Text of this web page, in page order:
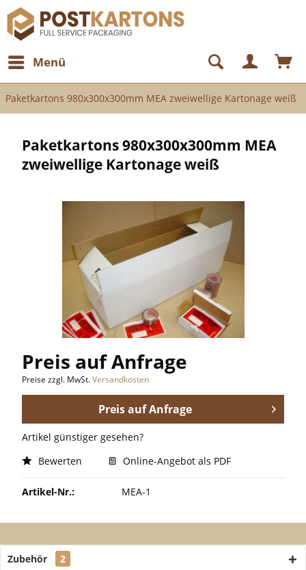
Menü
Paketkartons 980x300x300mm MEA zweiwellige Kartonage weiß
Paketkartons 980x300x300mm MEA
zweiwellige Kartonage weiß
Preis auf Anfrage
Preise zzgl. MwSt.Versandkosten
Preis auf Anfrage
Artikel günstiger gesehen?
Bewerten
Online-Angebot als PDF
Artikel-Nr.: MEA-1
Zubehör 2